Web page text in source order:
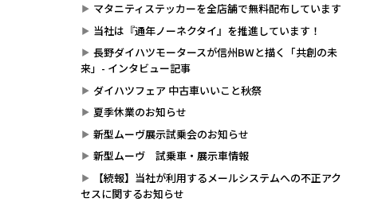
マタニティステッカーを全店舗で無料配布しています
当社は『通年ノーネクタイ』を推進しています！
長野ダイハツモータースが信州BWと描く「共創の未
来」- インタビュー記事
ダイハツフェア 中古車いいこと秋祭
夏季休業のお知らせ
新型ムーヴ展示試乗会のお知らせ
新型ムーヴ 試乗車・展示車情報
【続報】当社が利用するメールシステムへの不正アク
セスに関するお知らせ